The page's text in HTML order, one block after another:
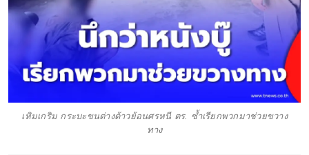
เหิมเกริม กระบะขนต่างด้าวย้อนศรหนี ตร. ซ้ำเรียกพวกมาช่วยขวาง
ทาง